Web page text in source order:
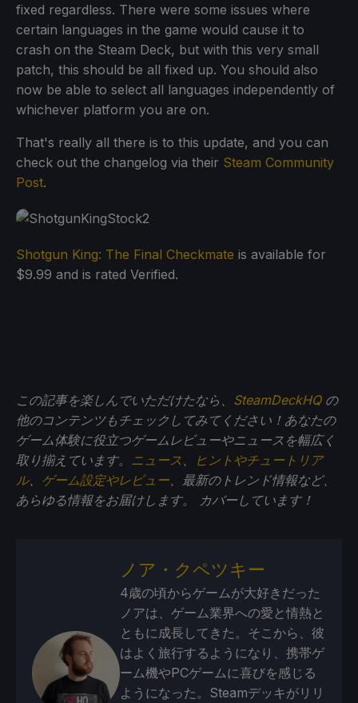
fixed regardless. There were some issues where
certain languages in the game would cause it to
crash on the Steam Deck, but with this very small
patch, this should be all fixed up. You should also
now be able to select all languages independently of
whichever platform you are on.
That's really all there is to this update, and you can
check out the changelog via their Steam Community
Post.
Shotgun King: The Final Checkmate is available for
$9.99 and is rated Verified.
この記事を楽しんでいただけたなら、 SteamDeckHQの
他のコンテンツもチェックしてみてください！あなたの
ゲーム体験に役立つゲームレビューやニュースを幅広く
取り揃えています。 ニュース
ヒントやチュートリア
ル、 ゲーム設定やレビュー 、最新のトレンド情報など、
あらゆる情報をお届けします。
カバーしています！
ノア・クペツキー
4歳の頃からゲームが大好きだった
ノアは、ゲーム業界への愛と情熱と
ともに成長してきた。そこから、彼
はよく旅行するようになり、携帯ゲ
ーム機やPCゲームに喜びを感じる
ようになった。Steamデッキがリリ